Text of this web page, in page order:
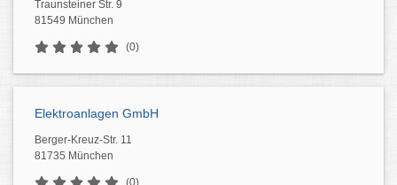
Traunsteiner Str. 9
81549 München
(0)
Elektroanlagen GmbH
Berger-Kreuz-Str. 11
81735 München